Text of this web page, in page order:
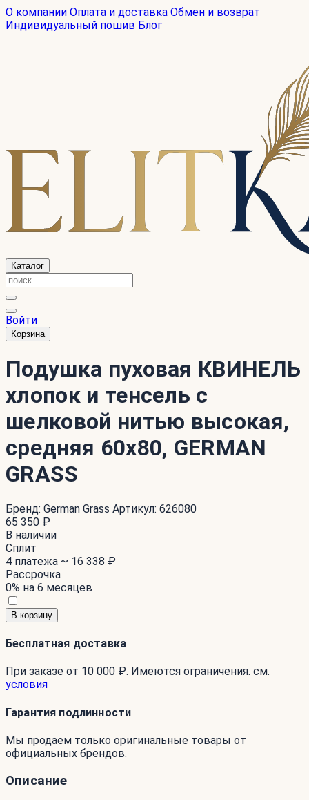
О компании Оплата и доставка Обмен и возврат
Индивидуальный пошив Блог
Каталог
Войти
Корзина
Подушка пуховая КВИНЕЛЬ
хлопок и тенсель с
шелковой нитью высокая,
средняя 60x80, GERMAN
GRASS
Бренд: German Grass Артикул: 626080
65 350 ₽
В наличии
Сплит
4 платежа ~ 16 338 ₽
Рассрочка
0% на 6 месяцев
В корзину
Бесплатная доставка
При заказе от 10 000 ₽. Имеются ограничения. см.
условия
Гарантия подлинности
Мы продаем только оригинальные товары от
официальных брендов.
Описание